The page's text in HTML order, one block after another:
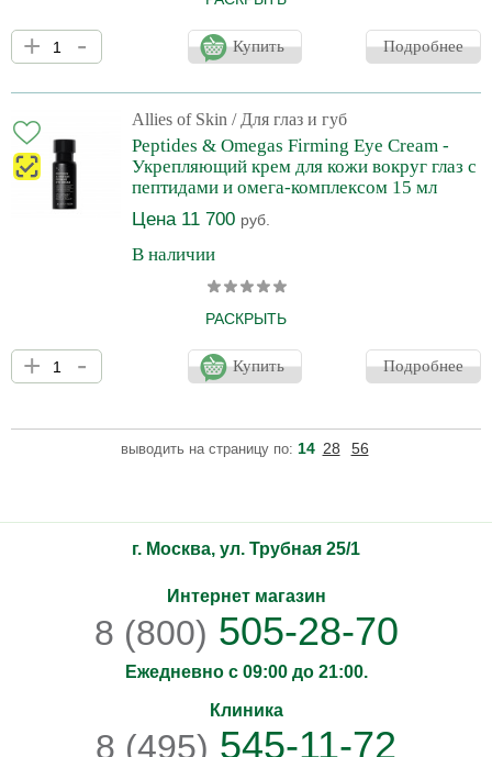
Ультраувлажняющий восстанавливающий бальзам для губ
обогащен пептидами, керамидами, маслами облепихи, авокадо
и семян подсолнечника, маслом ши и витаминами С и Е.
использоваться самостоятельно или как база под декоративную
+ - Купить Подробнее
Allies of Skin / Для глаз и губ
Peptides & Omegas Firming Eye Cream -
Укрепляющий крем для кожи вокруг глаз с
пептидами и омега-комплексом 15 мл
Цена 11 700 руб.
В наличии
РАСКРЫТЬ
Это универсальное средство для ухода за кожей вокруг глаз
состоит из мощного ряда активных веществ, таких как пептиды,
бакучиол, витамин С и гиалуроновая кислота, а также
вокруг глаз. Высокоэффективная смесь пептидов улучшает
внешний вид возрастных изменений и кругов под глазами.
+ - Купить Подробнее
выводить на страницу по: 14 28 56
г. Москва, ул. Трубная 25/1
Интернет магазин
8 (800) 505-28-70
Ежедневно с 09:00 до 21:00.
Клиника
8 (495) 545-11-72